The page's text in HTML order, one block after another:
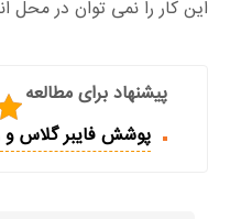
این کار را نمی توان در محل
پیشنهاد برای مطالعه
پوشش فایبر گلاس